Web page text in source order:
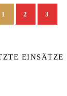
1 2 3
EINSÄTZE